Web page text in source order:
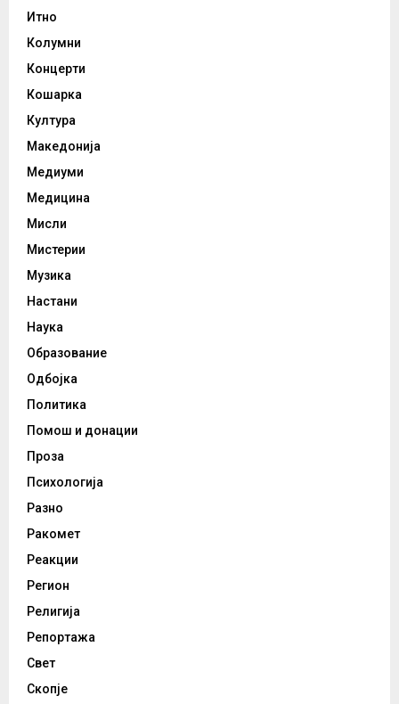
Итно
Колумни
Концерти
Кошарка
Култура
Македонија
Медиуми
Медицина
Мисли
Мистерии
Музика
Настани
Наука
Образование
Одбојка
Политика
Помош и донации
Проза
Психологија
Разно
Ракомет
Реакции
Регион
Религија
Репортажа
Свет
Скопје